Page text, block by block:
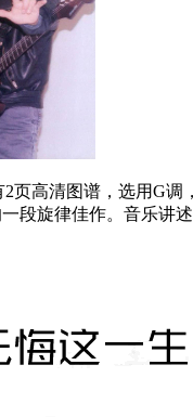
高清图谱，选用G调
段旋律佳作。音乐